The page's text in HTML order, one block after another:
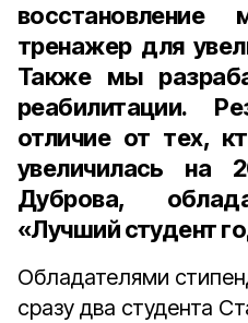
восстановление
тренажер для
Также мы
реабилитации.
отличие от тех,
увеличилась на
Дуброва,
«Лучший студент
Обладателями
сразу два студента